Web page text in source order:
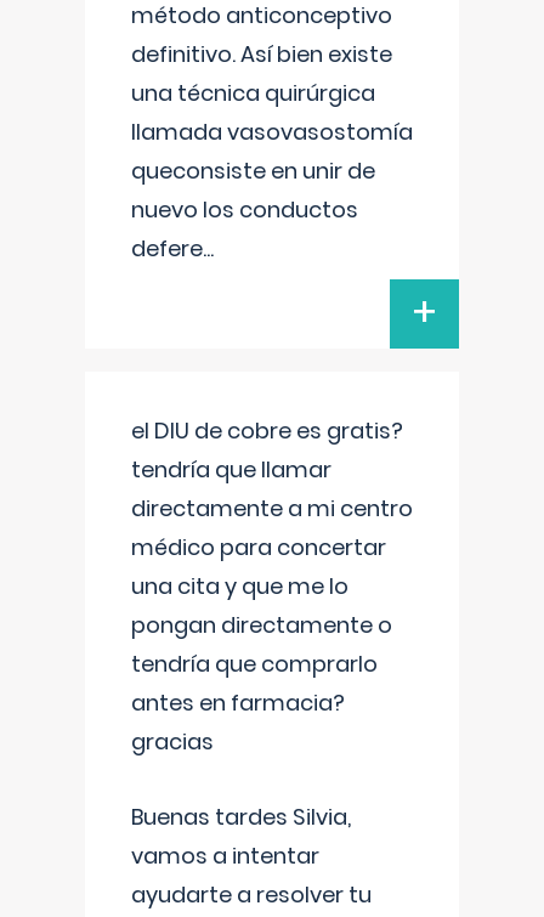
método anticonceptivo
definitivo. Así bien existe
una técnica quirúrgica
llamada vasovasostomía
queconsiste en unir de
nuevo los conductos
defere...
+
el DIU de cobre es gratis?
tendría que llamar
directamente a mi centro
médico para concertar
una cita y que me lo
pongan directamente o
tendría que comprarlo
antes en farmacia?
gracias
Buenas tardes Silvia,
vamos a intentar
ayudarte a resolver tu